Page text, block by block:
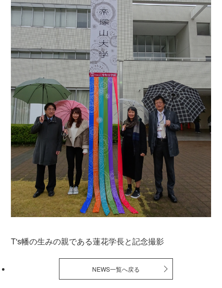
T's幡の生みの親である蓮花学長と記念撮影
NEWS一覧へ戻る